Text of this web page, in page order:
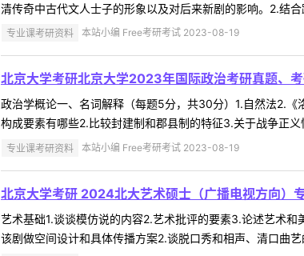
清传奇中古代文人士子的形象以及对后来新剧的影响。2.结
专业课考研资料 本站小编 Free考研考试 2023-08-19
北京大学考研北京大学2023年国际政治考研真题、
政治学概论一、名词解释（每题5分，共30分）1.自然法2.
构成要素有哪些2.比较封建制和郡县制的特征3.关于战争正
专业课考研资料 本站小编 Free考研考试 2023-08-19
北京大学考研 2024北大艺术硕士（广播电视方向）
艺术基础1.谈谈模仿说的内容2.艺术批评的要素3.论述艺术
该剧做空间设计和具体传播方案2.谈脱口秀和相声、清口曲